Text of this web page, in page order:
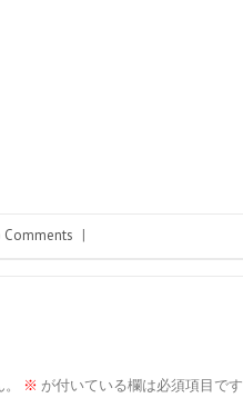
Comments |
※ が付いている欄は必須項目です